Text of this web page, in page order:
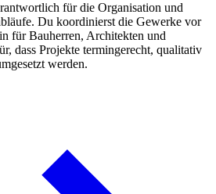
für die Organisation und
Du koordinierst die Gewerke vor
für Bauherren, Architekten und
dass Projekte termingerecht, qualitativ
werden.